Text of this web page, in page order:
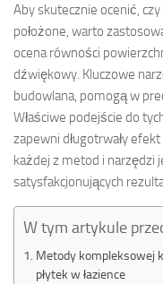
Aby skutecznie ocenić, czy
położone, warto
ocena równości
dźwiękowy. Kluczowe
budowlana, pomogą w
Właściwe podejście do
zapewni długotrwały
każdej z metod i narzędzi
satysfakcjonujących
W tym artykule
Metody kompleksowej
płytek w łazience